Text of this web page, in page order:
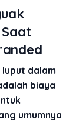
dalam
biaya
umumnya